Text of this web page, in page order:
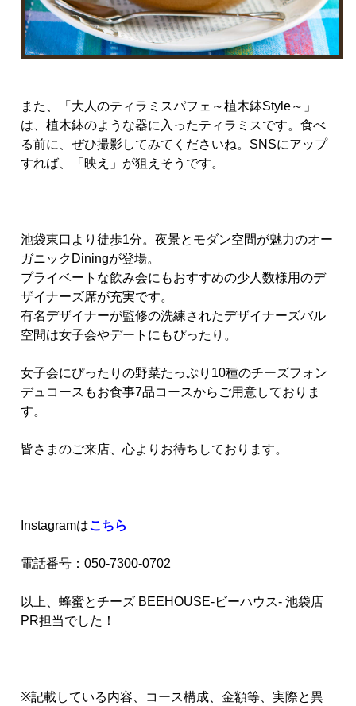
また、「大人のティラミスパフェ～植木鉢Style～」
は、植木鉢のような器に入ったティラミスです。食べ
る前に、ぜひ撮影してみてくださいね。SNSにアップ
すれば、「映え」が狙えそうです。
池袋東口より徒歩1分。夜景とモダン空間が魅力のオー
ガニックDiningが登場。
プライベートな飲み会にもおすすめの少人数様用のデ
ザイナーズ席が充実です。
有名デザイナーが監修の洗練されたデザイナーズバル
空間は女子会やデートにもぴったり。
女子会にぴったりの野菜たっぷり10種のチーズフォン
デュコースもお食事7品コースからご用意しておりま
す。
皆さまのご来店、心よりお待ちしております。
Instagramはこちら
電話番号：050-7300-0702
以上、蜂蜜とチーズ BEEHOUSE-ビーハウス- 池袋店
PR担当でした！
※記載している内容、コース構成、金額等、実際と異